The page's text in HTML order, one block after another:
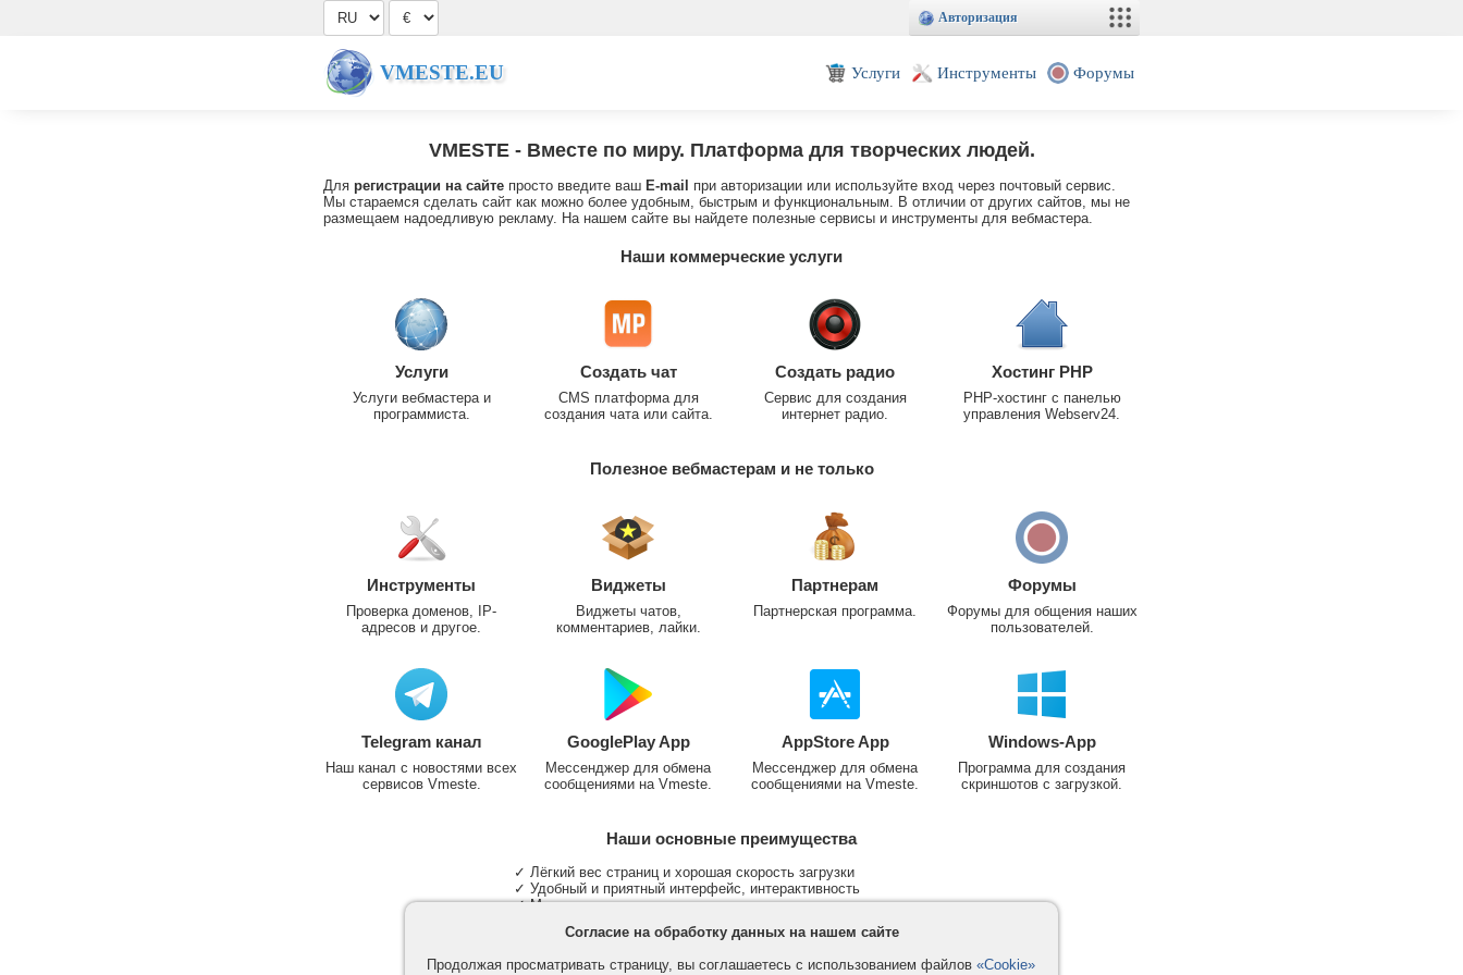
Авторизация
VMESTE.EU Услуги Инструменты Форумы
VMESTE- Вместе по миру. Платформа для творческих людей.
Для регистрации на сайте просто введите ваш E-mail
при авторизации или используйте вход через почтовый сервис.
Мы стараемся сделать сайт как можно более удобным, быстрым и функциональным. В отличии от других сайтов, мы не
размещаем надоедливую рекламу. На нашем сайте вы найдете полезные сервисы и инструменты для вебмастера.
Наши коммерческие услуги
Услуги
Услуги вебмастера и
программиста.
Создать чат
CMS платформа для
создания чата или сайта.
Создать радио
Сервис для создания
интернет радио.
Хостинг PHP
PHP-хостинг с панелью
управления Webserv24.
Полезное вебмастерам и не только
Инструменты
Проверка доменов, IP-
адресов и другое.
Виджеты
Виджеты чатов,
комментариев, лайки.
Партнерам
Партнерская программа.
Форумы
Форумы для общения наших
пользователей.
Telegram канал
Наш канал с новостями всех
сервисов Vmeste.
GooglePlay App
Мессенджер для обмена
сообщениями на Vmeste.
AppStore App
Мессенджер для обмена
сообщениями на Vmeste.
Windows-App
Программа для создания
скриншотов с загрузкой.
Наши основные преимущества
✓ Лёгкий вес страниц и хорошая скорость загрузки
✓ Удобный и приятный интерфейс, интерактивность
✓ Мы не размещаем надоедливую рекламу
✓ Участие в группах и сообществах
✓ Поддержка основных типов и больших файлов
Согласие на обработку данных на нашем сайте
Продолжая просматривать страницу, вы соглашаетесь с использованием файлов «Cookie»